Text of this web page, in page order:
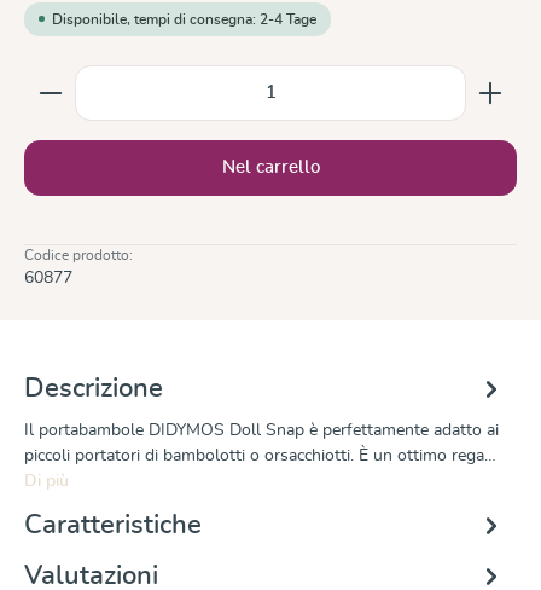
Disponibile, tempi di consegna: 2-4 Tage
Quantità del prodotto: inserisci la quantità
Nel carrello
Codice prodotto:
60877
Descrizione
Il portabambole DIDYMOS Doll Snap è perfettamente adatto ai
piccoli portatori di bambolotti o orsacchiotti. È un ottimo rega…
Di più
Caratteristiche
Valutazioni